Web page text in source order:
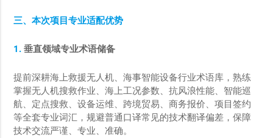
三、本次项目专业适配优势
1.垂直领域专业术语储备
提前深耕海上救援无人机、海事智能设备行业术语库，熟练
掌握无人机搜救作业、海上工况参数、抗风浪性能、智能巡
航、定点搜救、设备运维、跨境贸易、商务报价、项目签约
等全套专业词汇，规避普通口译常见的技术翻译偏差，保障
技术交流严谨、专业、准确。